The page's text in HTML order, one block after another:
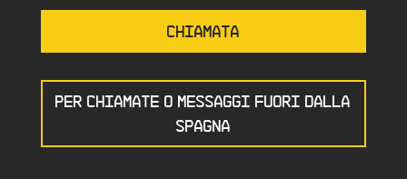
CHIAMATA
PER CHIAMATE O MESSAGGI FUORI DALLA
SPAGNA